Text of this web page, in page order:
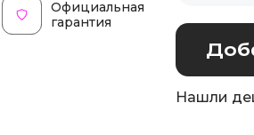
Официальная
гарантия
Нашли